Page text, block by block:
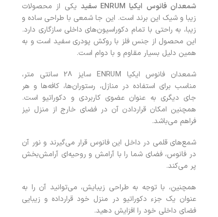
شمعدان فانوس ایکیا سفید یکی از محصولات
زیبا و شیک این برند است. این جا شمعی با طراحی ساده و
زیبا، به راحتی با تمام دکوراسیون‌های داخلی سازگاری دارد.
این محصول از جنس فلز با روکش پودری سفید است و به
همین دلیل بسیار مقاوم و با دوام است.
شمعدان فانوس ایکیا ENRUM سایز 28 سانتی متر،
مناسب برای استفاده در منازل، رستوران‌ها، کافه‌ها و هر
جای دیگری به عنوان عضوی کاربردی و دکوراتیو است.
همچنین امکان قراردادن آن در فضای خارج از منزل نیز
فراهم می‌باشد.
شمع‌های قلمی در داخل این فانوس قرار می‌گیرند و نور آن
در فانوس، فضای شما را با آرامش و روحیه‌ای آرامش‌بخش
پر می‌کند.
همچنین، با توجه به طراحی زیبایش، می‌توانید آن را به
عنوان یک جزء دکوراتیو در منزل خود قرارداده و زیبایی
فضای داخلی خود را افزایش دهید.